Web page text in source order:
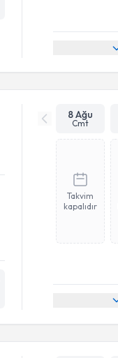
8 Ağu
Cmt
Takvim
kapalıdır